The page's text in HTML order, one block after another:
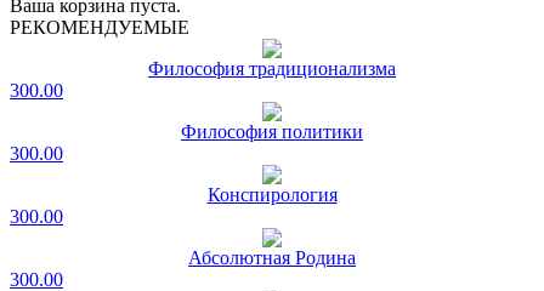
Ваша корзина пуста.
РЕКОМЕНДУЕМЫЕ
Философия традиционализма
300.00
Философия политики
300.00
Конспирология
300.00
Абсолютная Родина
300.00